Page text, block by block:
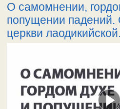
О самомнении,
попущении
церкви лаодикийской.